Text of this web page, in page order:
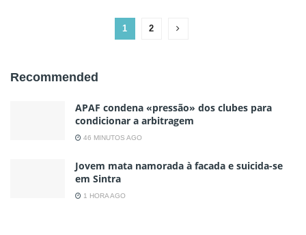
1 2
Recommended
APAF condena «pressão» dos clubes para
condicionar a arbitragem
46 MINUTOS AGO
Jovem mata namorada à facada e suicida-se
em Sintra
1 HORA AGO